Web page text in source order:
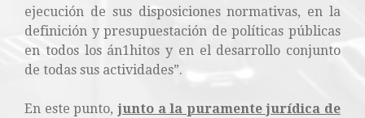
ejecución de sus disposiciones normativas, en la
definición y presupuestación de políticas públicas
en todos los án1hitos y en el desarrollo conjunto
de todas sus actividades”.
En este punto, junto a la puramente jurídica de